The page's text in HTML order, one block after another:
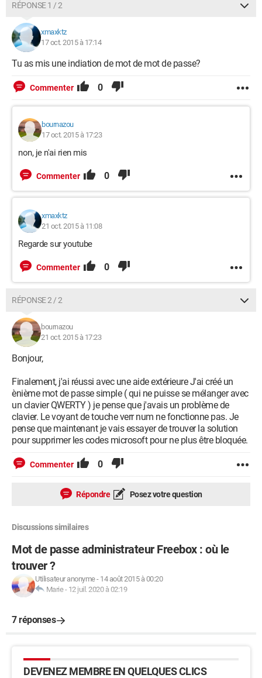
RÉPONSE 1 / 2
xmaxktz
17 oct. 2015 à 17:14
Tu as mis une indiation de mot de mot de passe?
Commenter 0
bournazou
17 oct. 2015 à 17:23
non, je n'ai rien mis
Commenter 0
xmaxktz
21 oct. 2015 à 11:08
Regarde sur youtube
Commenter 0
RÉPONSE 2 / 2
bournazou
21 oct. 2015 à 17:23
Bonjour,
Finalement, j'ai réussi avec une aide extérieure J'ai créé un
ènième mot de passe simple ( qui ne puisse se mélanger avec
un clavier QWERTY ) je pense que j'avais un problème de
clavier. Le voyant de touche verr num ne fonctionne pas. Je
pense que maintenant je vais essayer de trouver la solution
pour supprimer les codes microsoft pour ne plus être bloquée.
Commenter 0
Répondre Posez votre question
Discussions similaires
Mot de passe administrateur Freebox : où le
trouver ?
Utilisateur anonyme- 14 août 2015 à 00:20
Marie- 12 juil. 2020 à 02:19
7 réponses
DEVENEZ MEMBRE EN QUELQUES CLICS